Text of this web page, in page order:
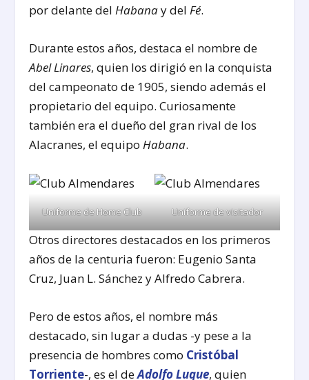
por delante delHabanay delFé.
Durante estos años, destaca el nombre de
Abel Linares, quien los dirigió en la conquista
del campeonato de 1905, siendo además el
propietario del equipo. Curiosamente
también era el dueño del gran rival de los
Alacranes, el equipoHabana.
Uniforme de Home Club Uniforme de visitador
Otros directores destacados en los primeros
años de la centuria fueron: Eugenio Santa
Cruz, Juan L. Sánchez y Alfredo Cabrera.
Pero de estos años, el nombre más
destacado, sin lugar a dudas -y pese a la
presencia de hombres como Cristóbal
Torriente-, es el deAdolfo Luque, quien